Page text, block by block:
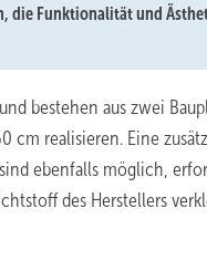
die Funktionalität und
bestehen aus zwei
realisieren. Eine
ebenfalls möglich,
des Herstellers